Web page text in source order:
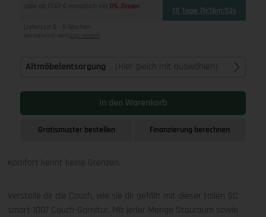
oder ab 77,67 € monatlich mit 0% Zinsen 18 Tage 7h:16m:52s
Lieferzeit 6 - 8 Wochen
Alle Preise inkl. MwSt zzgl. Versand
Altmöbelentsorgung (Hier gleich mit auswählen)
In den Warenkorb
Gratismuster bestellen Finanzierung berechnen
Komfort kennt keine Grenzen.
Verstelle dir die Couch, wie sie dir gefällt mit dieser tollen SC
smart 1007 Couch-Garnitur. Mit jeder Menge Stauraum sowie